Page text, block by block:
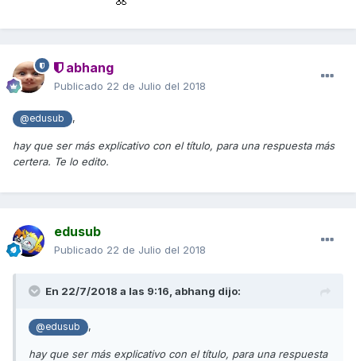
abhang
Publicado 22 de Julio del 2018
@edusub ,
hay que ser más explicativo con el título, para una respuesta más
certera. Te lo edito.
edusub
Publicado 22 de Julio del 2018
En 22/7/2018 a las 9:16, abhang dijo:
@edusub ,
hay que ser más explicativo con el título, para una respuesta